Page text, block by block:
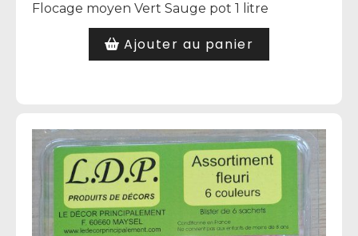
Flocage moyen Vert Sauge pot 1 litre
Ajouter au panier